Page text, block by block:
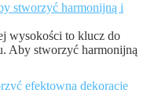
stworzyć harmonijną i
wysokości to klucz do
Aby stworzyć harmonijną